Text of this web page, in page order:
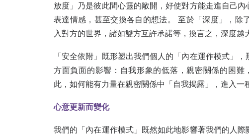
放度」乃是彼此間心靈的敞開，好使對方能走進自己
表達情感，甚至交換各自的想法。 至於「深度」，除
入對方的世界，諸如雙方互許承諾等，換言之，深度越
「安全依附」既形塑出我們個人的「內在運作模式」
方面負面的影響：自我形象的低落，親密關係的困
此，如何能有力量在親密關係中「自我揭露」，進入一
心意更新而變化
我們的「內在運作模式」既然如此地影響著我們的人